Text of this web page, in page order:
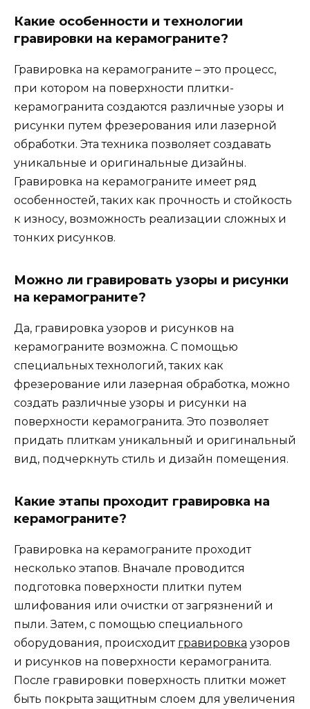
Какие особенности и технологии
гравировки на керамограните?
Гравировка на керамограните – это процесс,
при котором на поверхности плитки-
керамогранита создаются различные узоры и
рисунки путем фрезерования или лазерной
обработки. Эта техника позволяет создавать
уникальные и оригинальные дизайны.
Гравировка на керамограните имеет ряд
особенностей, таких как прочность и стойкость
к износу, возможность реализации сложных и
тонких рисунков.
Можно ли гравировать узоры и рисунки
на керамограните?
Да, гравировка узоров и рисунков на
керамограните возможна. С помощью
специальных технологий, таких как
фрезерование или лазерная обработка, можно
создать различные узоры и рисунки на
поверхности керамогранита. Это позволяет
придать плиткам уникальный и оригинальный
вид, подчеркнуть стиль и дизайн помещения.
Какие этапы проходит гравировка на
керамограните?
Гравировка на керамограните проходит
несколько этапов. Вначале проводится
подготовка поверхности плитки путем
шлифования или очистки от загрязнений и
пыли. Затем, с помощью специального
оборудования, происходит гравировка узоров
и рисунков на поверхности керамогранита.
После гравировки поверхность плитки может
быть покрыта защитным слоем для увеличения